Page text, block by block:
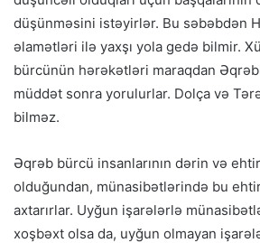
düşünməsini istəyirlər. Bu səbəbdən
əlamətləri ilə yaxşı yola gedə bilmir.
bürcünün hərəkətləri maraqdan
müddət sonra yorulurlar. Dolça və
bilməz.
Əqrəb bürcü insanlarının dərin və
olduğundan, münasibətlərində bu
axtarırlar. Uyğun işarələrlə
xoşbəxt olsa da, uyğun olmayan